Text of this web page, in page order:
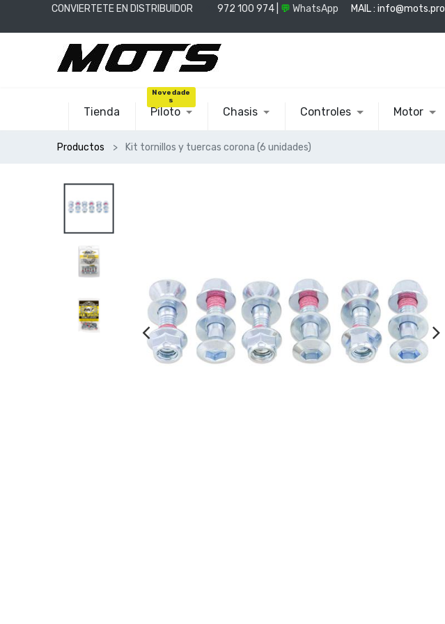
CONVIERTETE EN DISTRIBUIDOR 972 100 974 | 💬 WhatsApp MAIL :info@mots.pro
Tienda Piloto
Novedade
s
Chasis Controles Motor
Productos Kit tornillos y tuercas corona (6 unidades)